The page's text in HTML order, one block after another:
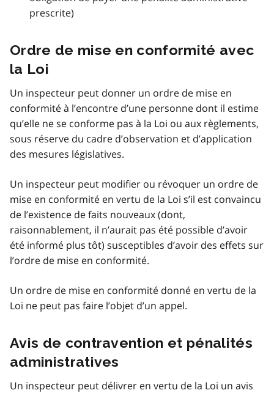
prescrite)
Ordre de mise en conformité avec
la Loi
Un inspecteur peut donner un ordre de mise en
conformité à l’encontre d’une personne dont il estime
qu’elle ne se conforme pas à la Loi ou aux règlements,
sous réserve du cadre d’observation et d’application
des mesures législatives.
Un inspecteur peut modifier ou révoquer un ordre de
mise en conformité en vertu de la Loi s’il est convaincu
de l’existence de faits nouveaux (dont,
raisonnablement, il n’aurait pas été possible d’avoir
été informé plus tôt) susceptibles d’avoir des effets sur
l’ordre de mise en conformité.
Un ordre de mise en conformité donné en vertu de la
Loi ne peut pas faire l’objet d’un appel.
Avis de contravention et pénalités
administratives
Un inspecteur peut délivrer en vertu de la Loi un avis